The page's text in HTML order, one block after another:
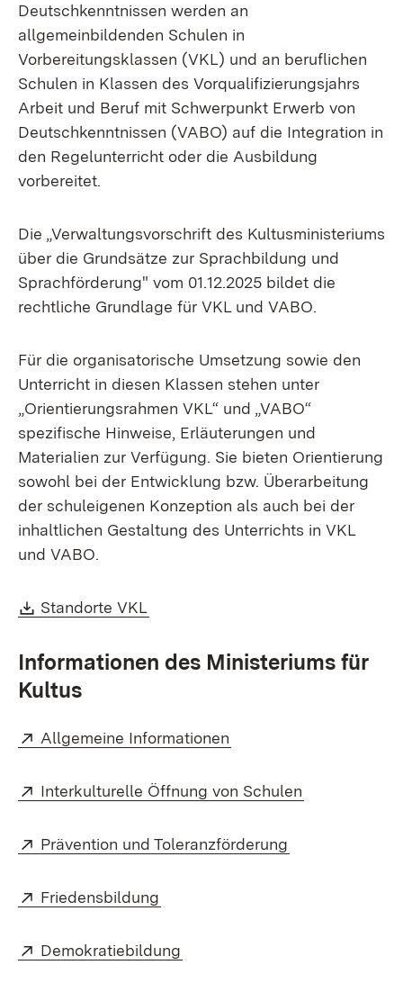
Deutschkenntnissen werden an
allgemeinbildenden Schulen in
Vorbereitungsklassen (VKL) und an beruflichen
Schulen in Klassen des Vorqualifizierungsjahrs
Arbeit und Beruf mit Schwerpunkt Erwerb von
Deutschkenntnissen (VABO) auf die Integration in
den Regelunterricht oder die Ausbildung
vorbereitet.
Die „Verwaltungsvorschrift des Kultusministeriums
über die Grundsätze zur Sprachbildung und
Sprachförderung" vom 01.12.2025 bildet die
rechtliche Grundlage für VKL und VABO.
Für die organisatorische Umsetzung sowie den
Unterricht in diesen Klassen stehen unter
„Orientierungsrahmen VKL“ und „VABO“
spezifische Hinweise, Erläuterungen und
Materialien zur Verfügung. Sie bieten Orientierung
sowohl bei der Entwicklung bzw. Überarbeitung
der schuleigenen Konzeption als auch bei der
inhaltlichen Gestaltung des Unterrichts in VKL
und VABO.
Download:
Standorte VKL
Informationen des Ministeriums für
Kultus
Extern:
Allgemeine Informationen
Extern:
Interkulturelle Öffnung von Schulen
Extern:
Prävention und Toleranzförderung
Extern:
Friedensbildung
Extern:
Demokratiebildung